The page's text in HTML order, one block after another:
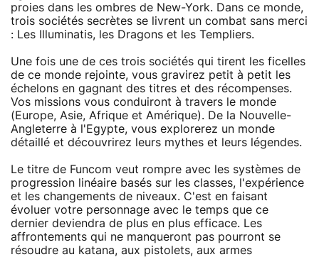
proies dans les ombres de New-York. Dans ce monde,
trois sociétés secrètes se livrent un combat sans merci
: Les Illuminatis, les Dragons et les Templiers.
Une fois une de ces trois sociétés qui tirent les ficelles
de ce monde rejointe, vous gravirez petit à petit les
échelons en gagnant des titres et des récompenses.
Vos missions vous conduiront à travers le monde
(Europe, Asie, Afrique et Amérique). De la Nouvelle-
Angleterre à l'Egypte, vous explorerez un monde
détaillé et découvrirez leurs mythes et leurs légendes.
Le titre de Funcom veut rompre avec les systèmes de
progression linéaire basés sur les classes, l'expérience
et les changements de niveaux. C'est en faisant
évoluer votre personnage avec le temps que ce
dernier deviendra de plus en plus efficace. Les
affrontements qui ne manqueront pas pourront se
résoudre au katana, aux pistolets, aux armes